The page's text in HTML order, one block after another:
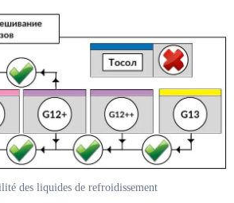
des liquides de refroidissement